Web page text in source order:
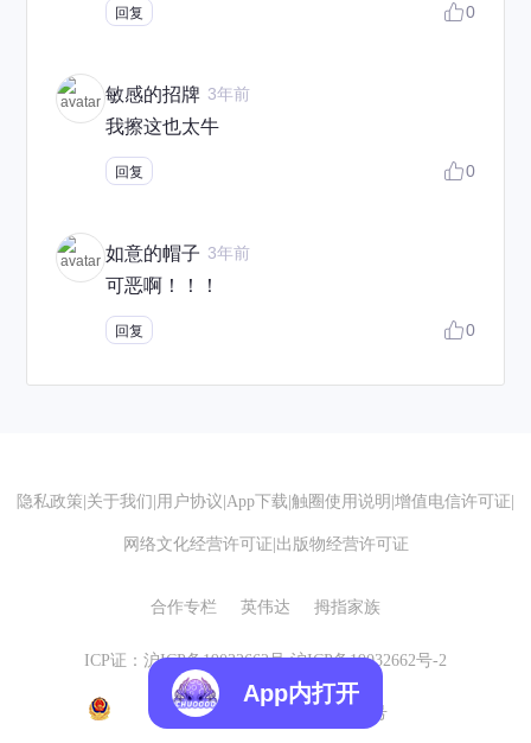
回复 0
敏感的招牌 3年前
我擦这也太牛
回复 0
如意的帽子 3年前
可恶啊！！！
回复 0
隐私政策 关于我们 用户协议 App下载 触圈使用说明 增值电信许可证
网络文化经营许可证 出版物经营许可证
合作专栏 英伟达 拇指家族
ICP证：沪ICP备19032662号 沪ICP备19032662号-2
沪公网安备 31010602007155号
App内打开